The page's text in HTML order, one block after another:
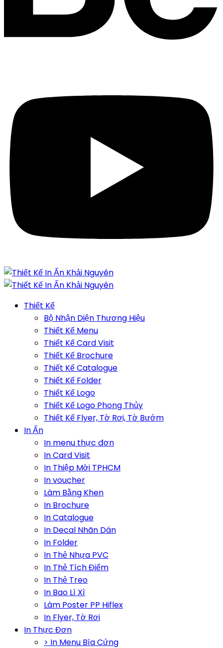
Thiết Kế
Bộ Nhận Diện Thương Hiệu
Thiết Kế Menu
Thiết Kế Card Visit
Thiết Kế Brochure
Thiết Kế Catalogue
Thiết Kế Folder
Thiết Kế Logo
Thiết Kế Logo Phong Thủy
Thiết Kế Flyer, Tờ Rơi, Tờ Bướm
In Ấn
In menu thực đơn
In Card Visit
In Thiệp Mời TPHCM
In voucher
Làm Bằng Khen
In Brochure
In Catalogue
In Decal Nhãn Dán
In Folder
In Thẻ Nhựa PVC
In Thẻ Tích Điểm
In Thẻ Treo
In Bao Lì Xì
Làm Poster PP Hiflex
In Flyer, Tờ Rơi
In Thực Đơn
> In Menu Bìa Cứng